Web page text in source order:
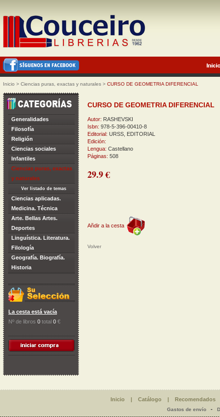
Inicio > Ciencias puras, exactas y naturales > CURSO DE GEOMETRIA DIFERENCIAL
Generalidades
Filosofía
Religión
Ciencias sociales
Infantiles
Ciencias puras, exactas
y naturales
Ver listado de temas
Ciencias aplicadas.
Medicina. Técnica
Arte. Bellas Artes.
Deportes
Linguística. Literatura.
Filología
Geografía. Biografía.
Historia
La cesta está vacía
Nº de libros 0 total 0 €
CURSO DE GEOMETRIA DIFERENCIAL
Autor: RASHEVSKI
Isbn: 978-5-396-00410-8
Editorial: URSS, EDITORIAL
Edición:
Lengua: Castellano
Páginas: 508
29.9 €
Añdir a la cesta
Volver
Inicio | Catálogo | Recomendados
Gastos de envío-